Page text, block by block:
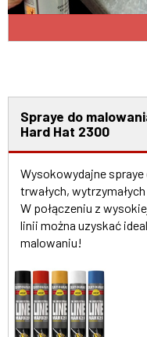
Spraye do
Hard Hat 2300
Wysokowydajne
trwałych,
W połączeniu z
linii można uzyskać
malowaniu!